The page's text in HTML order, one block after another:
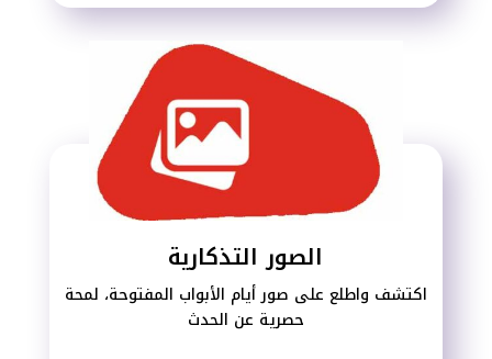
الصور التذكارية
اكتشف واطلع على صور أيام الأبواب المفتوحة، لمحة
حصرية عن الحدث